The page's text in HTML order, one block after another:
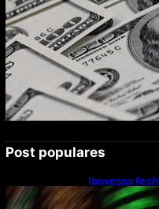
Post populares
Ibovespa